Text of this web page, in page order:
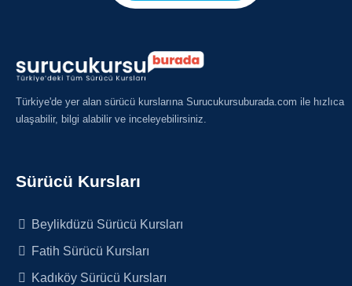
Türkiye'de yer alan sürücü kurslarına Surucukursuburada.com ile hızlıca
ulaşabilir, bilgi alabilir ve inceleyebilirsiniz.
Sürücü Kursları
Beylikdüzü Sürücü Kursları
Fatih Sürücü Kursları
Kadıköy Sürücü Kursları